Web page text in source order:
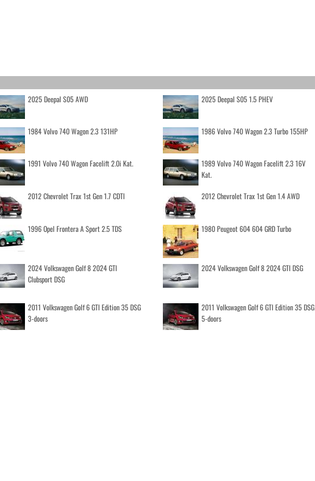
2025 Deepal S05 AWD 2025 Deepal S05 1.5 PHEV
1984 Volvo 740 Wagon 2.3 131HP 1986 Volvo 740 Wagon 2.3 Turbo 155HP
1991 Volvo 740 Wagon Facelift 2.0i Kat.
1989 Volvo 740 Wagon Facelift 2.3 16V
Kat.
2012 Chevrolet Trax 1st Gen 1.7 CDTI 2012 Chevrolet Trax 1st Gen 1.4 AWD
1996 Opel Frontera A Sport 2.5 TDS 1980 Peugeot 604 604 GRD Turbo
2024 Volkswagen Golf 8 2024 GTI
Clubsport DSG
2024 Volkswagen Golf 8 2024 GTI DSG
2011 Volkswagen Golf 6 GTI Edition 35 DSG
3-doors
2011 Volkswagen Golf 6 GTI Edition 35 DSG
5-doors